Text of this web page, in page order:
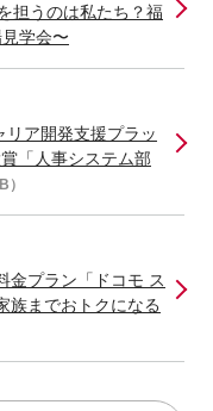
担うのは私たち？福
学会〜
ア開発支援プラッ
「人事システム部
）
金プラン「ドコモ ス
族までおトクになる